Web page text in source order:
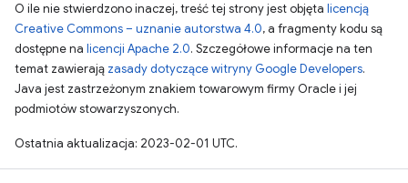
O ile nie stwierdzono inaczej, treść tej strony jest objęta licencją
Creative Commons – uznanie autorstwa 4.0, a fragmenty kodu są
dostępne na licencji Apache 2.0. Szczegółowe informacje na ten
temat zawierają zasady dotyczące witryny Google Developers.
Java jest zastrzeżonym znakiem towarowym firmy Oracle i jej
podmiotów stowarzyszonych.
Ostatnia aktualizacja: 2023-02-01 UTC.